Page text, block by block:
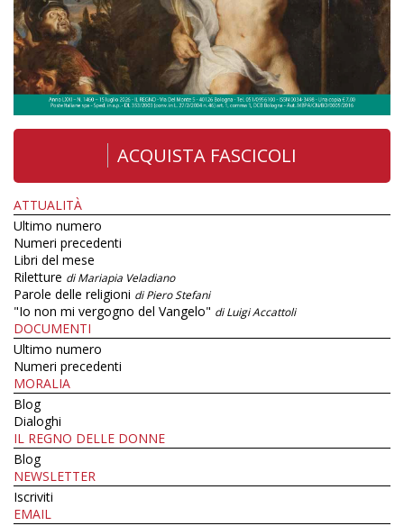
ACQUISTA FASCICOLI
ATTUALITÀ
Ultimo numero
Numeri precedenti
Libri del mese
Riletture di Mariapia Veladiano
Parole delle religioni di Piero Stefani
"Io non mi vergogno del Vangelo" di Luigi Accattoli
DOCUMENTI
Ultimo numero
Numeri precedenti
MORALIA
Blog
Dialoghi
IL REGNO DELLE DONNE
Blog
NEWSLETTER
Iscriviti
EMAIL